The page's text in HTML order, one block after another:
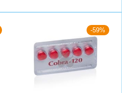
-59%